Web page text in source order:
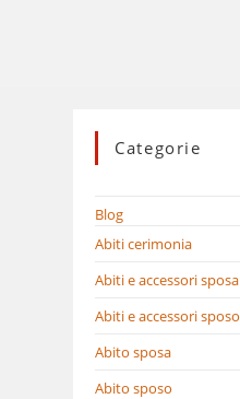
Categorie
Blog
Abiti cerimonia
Abiti e accessori sposa
Abiti e accessori sposo
Abito sposa
Abito sposo